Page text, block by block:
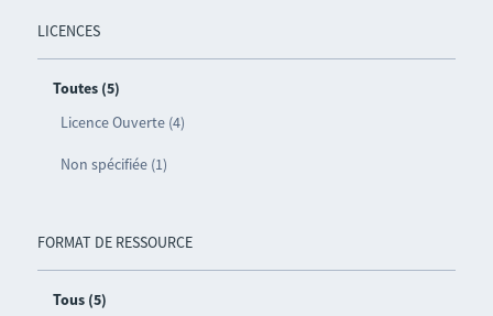
LICENCES
Toutes (5)
Licence Ouverte (4)
Non spécifiée (1)
FORMAT DE RESSOURCE
Tous (5)